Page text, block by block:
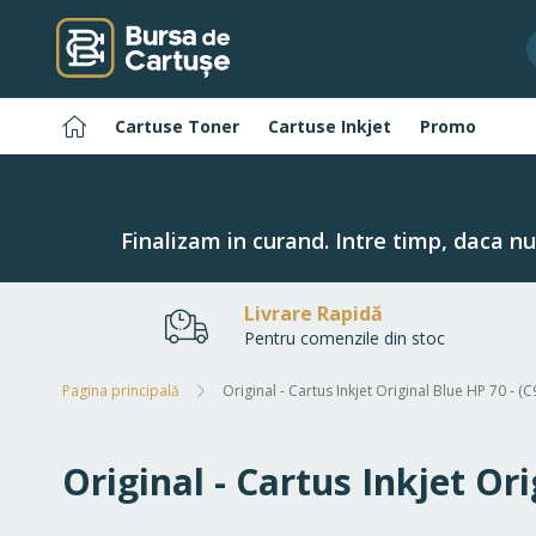
Navigați
la
Conținut
PaginaCartuse Toner Cartuse Inkjet Promo
Finalizam in curand. Intre timp, daca
Livrare Rapidă
Pentru comenzile din stoc
Pagina principală Original - Cartus Inkjet Original Blue HP 70 -
Original - Cartus Inkjet